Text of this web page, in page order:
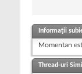
Informații
Momentan
Thread-uri